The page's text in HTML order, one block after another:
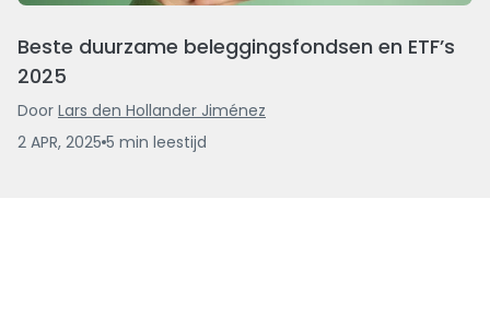
Beste duurzame beleggingsfondsen en ETF’s
2025
Door Lars den Hollander Jiménez
2 APR, 2025 5 min leestijd